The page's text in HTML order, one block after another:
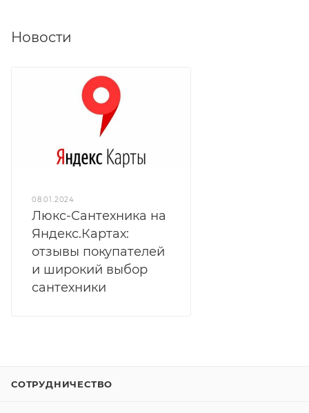
Новости
08.01.2024
Люкс-Сантехника на
Яндекс.Картах:
отзывы покупателей
и широкий выбор
сантехники
СОТРУДНИЧЕСТВО